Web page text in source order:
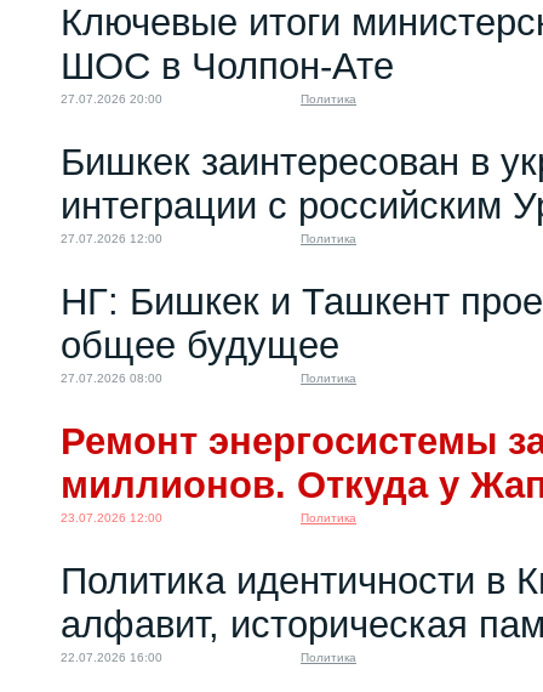
Ключевые итоги
ШОС в Чолпон-Ате
27.07.2026 20:00 Политика
Бишкек заинтересован в
интеграции с российским
27.07.2026 12:00 Политика
НГ: Бишкек и Ташкент
общее будущее
27.07.2026 08:00 Политика
Ремонт энергосистемы
миллионов. Откуда у
23.07.2026 12:00 Политика
Политика идентичности в
алфавит, историческая
22.07.2026 16:00 Политика